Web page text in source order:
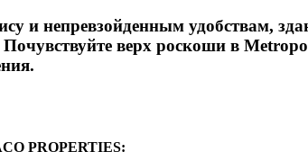
и непревзойденным удобствам,
верх роскоши в
PROPERTIES: